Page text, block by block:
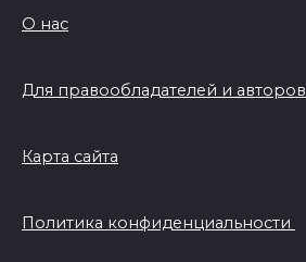
О нас
Для правообладателей и авторов
Карта сайта
Политика конфиденциальности